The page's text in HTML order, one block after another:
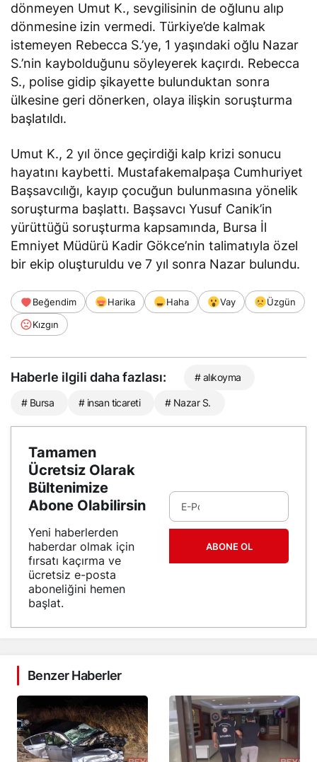
dönmeyen Umut K., sevgilisinin de oğlunu alıp
dönmesine izin vermedi. Türkiye’de kalmak
istemeyen Rebecca S.’ye, 1 yaşındaki oğlu Nazar
S.’nin kaybolduğunu söyleyerek kaçırdı. Rebecca
S., polise gidip şikayette bulunduktan sonra
ülkesine geri dönerken, olaya ilişkin soruşturma
başlatıldı.
Umut K., 2 yıl önce geçirdiği kalp krizi sonucu
hayatını kaybetti. Mustafakemalpaşa Cumhuriyet
Başsavcılığı, kayıp çocuğun bulunmasına yönelik
soruşturma başlattı. Başsavcı Yusuf Canik’in
yürüttüğü soruşturma kapsamında, Bursa İl
Emniyet Müdürü Kadir Gökce’nin talimatıyla özel
bir ekip oluşturuldu ve 7 yıl sonra Nazar bulundu.
Beğendim Harika Haha Vay
Üzgün
Kızgın
Haberle ilgili daha fazlası: # alıkoyma
# Bursa # insan ticareti # Nazar S.
Tamamen
Ücretsiz Olarak
Bültenimize
Abone Olabilirsin
Yeni haberlerden
haberdar olmak için
fırsatı kaçırma ve
ücretsiz e-posta
aboneliğini hemen
başlat.
ABONE OL
Benzer Haberler